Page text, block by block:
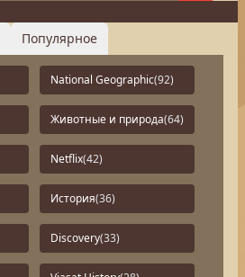
Популярное
National Geographic(92)
Животные и природа(64)
Netflix(42)
История(36)
Discovery(33)